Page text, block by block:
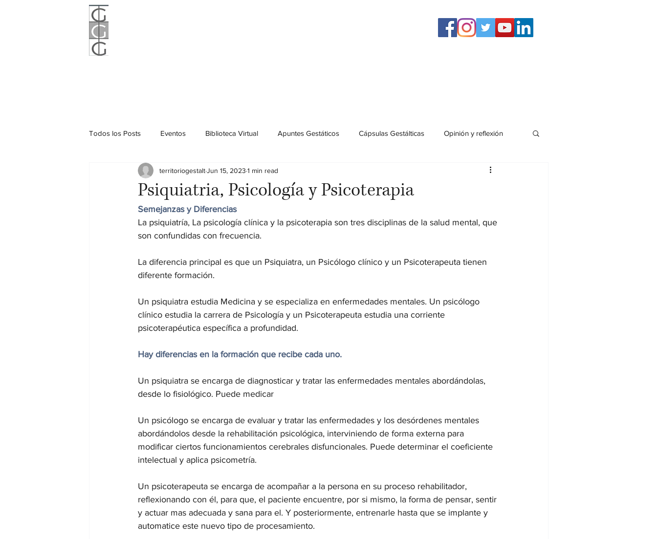
Todos los Posts Eventos Biblioteca Virtual Apuntes Gestáticos Cápsulas Gestálticas Opinión y reflexión
Psiquiatria, Psicología y Psicoterapia
territoriogestaltJun 15, 2023 1 min read
Semejanzas y Diferencias
La psiquiatría, La psicología clínica y la psicoterapia son tres disciplinas de la salud mental, que
son confundidas con frecuencia.
La diferencia principal es que un Psiquiatra, un Psicólogo clínico y un Psicoterapeuta tienen
diferente formación.
Un psiquiatra estudia Medicina y se especializa en enfermedades mentales. Un psicólogo
clínico estudia la carrera de Psicología y un Psicoterapeuta estudia una corriente
psicoterapéutica específica a profundidad.
Hay diferencias en la formación que recibe cada uno.
Un psiquiatra se encarga de diagnosticar y tratar las enfermedades mentales abordándolas,
desde lo fisiológico. Puede medicar
Un psicólogo se encarga de evaluar y tratar las enfermedades y los desórdenes mentales
abordándolos desde la rehabilitación psicológica, interviniendo de forma externa para
modificar ciertos funcionamientos cerebrales disfuncionales. Puede determinar el coeficiente
intelectual y aplica psicometría.
Un psicoterapeuta se encarga de acompañar a la persona en su proceso rehabilitador,
reflexionando con él, para que, el paciente encuentre, por si mismo, la forma de pensar, sentir
y actuar mas adecuada y sana para el. Y posteriormente, entrenarle hasta que se implante y
automatice este nuevo tipo de procesamiento.